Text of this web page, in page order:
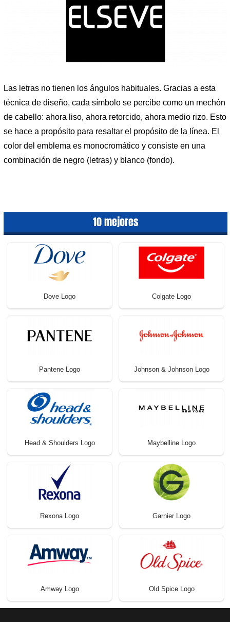
Las letras no tienen los ángulos habituales. Gracias a esta
técnica de diseño, cada símbolo se percibe como un mechón
de cabello: ahora liso, ahora retorcido, ahora medio rizo. Esto
se hace a propósito para resaltar el propósito de la línea. El
color del emblema es monocromático y consiste en una
combinación de negro (letras) y blanco (fondo).
10 mejores
Dove Logo Colgate Logo
Pantene Logo Johnson & Johnson Logo
Head & Shoulders Logo Maybelline Logo
Rexona Logo Garnier Logo
Amway Logo Old Spice Logo